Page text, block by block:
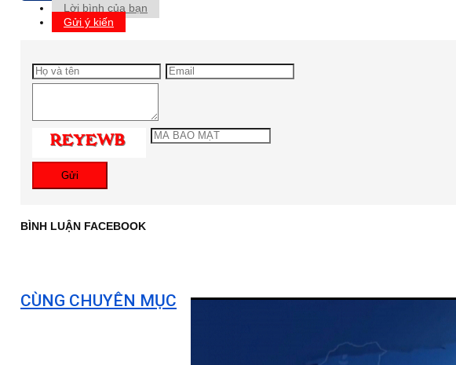
Lời bình của bạn
Gửi ý kiến
Gửi
BÌNH LUẬN FACEBOOK
CÙNG CHUYÊN MỤC